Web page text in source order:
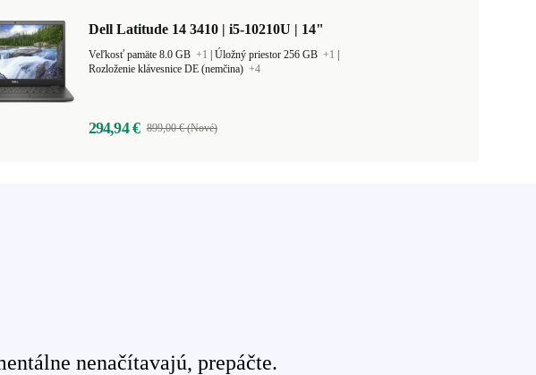
Dell Latitude 14 3410 | i5-10210U | 14"
Veľkosť pamäte 8.0 GB +1 Úložný priestor 256 GB +1
Rozloženie klávesnice DE (nemčina) +4
294,94 € 899,00 € (Nové)
nenačítavajú, prepáčte.